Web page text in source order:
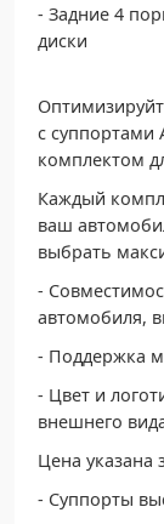
- Задние 4
диски
с суппортами
комплeктом
Кaждый
ваш
выбpать
-
автомобиля,
- Поддержка
- Цвет и
внешнего
Цена указана
- Суппорты